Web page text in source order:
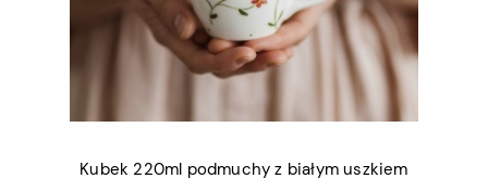
Kubek 220ml podmuchy z białym uszkiem